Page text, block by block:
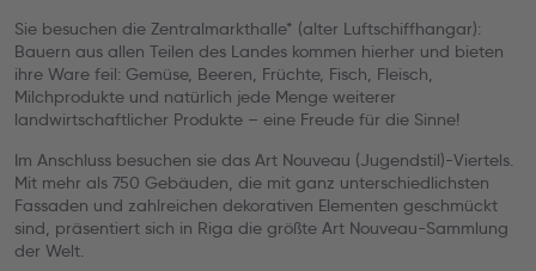
Sie besuchen die Zentralmarkthalle* (alter Luftschiffhangar):
Bauern aus allen Teilen des Landes kommen hierher und bieten
ihre Ware feil: Gemüse, Beeren, Früchte, Fisch, Fleisch,
Milchprodukte und natürlich jede Menge weiterer
landwirtschaftlicher Produkte – eine Freude für die Sinne!
Im Anschluss besuchen sie das Art Nouveau (Jugendstil)-Viertels.
Mit mehr als 750 Gebäuden, die mit ganz unterschiedlichsten
Fassaden und zahlreichen dekorativen Elementen geschmückt
sind, präsentiert sich in Riga die größte Art Nouveau-Sammlung
der Welt.